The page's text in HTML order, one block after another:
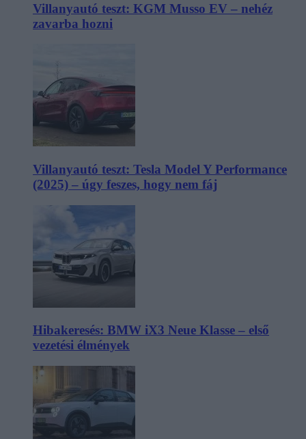
Villanyautó teszt: KGM Musso EV – nehéz
zavarba hozni
Villanyautó teszt: Tesla Model Y Performance
(2025) – úgy feszes, hogy nem fáj
Hibakeresés: BMW iX3 Neue Klasse – első
vezetési élmények